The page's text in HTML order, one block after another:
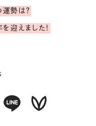
勢は？
迎えました！